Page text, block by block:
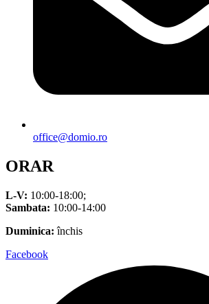
office@domio.ro
ORAR
L-V: 10:00-18:00;
Sambata: 10:00-14:00
Duminica: închis
Facebook